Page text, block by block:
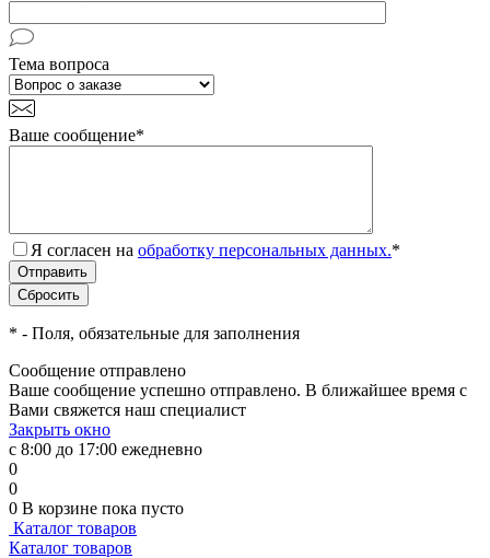
Тема вопроса
Ваше сообщение*
Я согласен на обработку персональных данных.*
* - Поля, обязательные для заполнения
Сообщение отправлено
Ваше сообщение успешно отправлено. В ближайшее время с
Вами свяжется наш специалист
Закрыть окно
с 8:00 до 17:00 ежедневно
0
0
0 В корзине пока пусто
Каталог товаров
Каталог товаров